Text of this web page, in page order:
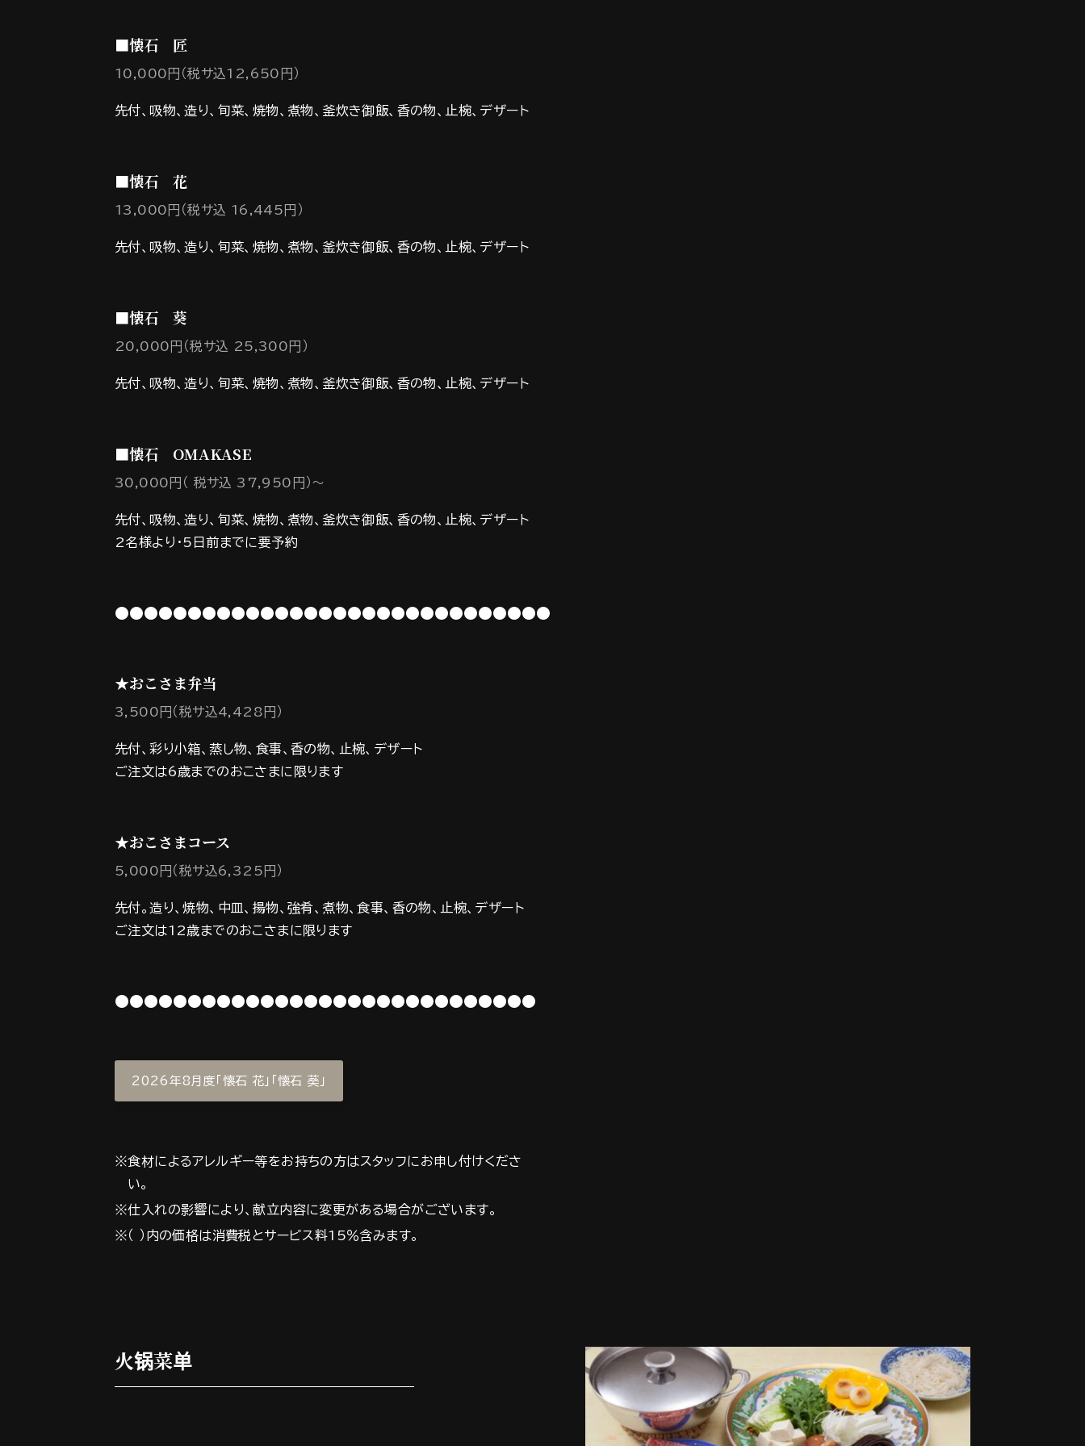
■懐石 匠
10,000円（税サ込12,650円）
先付、吸物、造り、旬菜、焼物、煮物、釜炊き御飯、香の物、止椀、デザート
■懐石 花
13,000円（税サ込 16,445円）
先付、吸物、造り、旬菜、焼物、煮物、釜炊き御飯、香の物、止椀、デザート
■懐石 葵
20,000円（税サ込 25,300円）
先付、吸物、造り、旬菜、焼物、煮物、釜炊き御飯、香の物、止椀、デザート
■懐石 OMAKASE
30,000円（ 税サ込 37,950円）～
先付、吸物、造り、旬菜、焼物、煮物、釜炊き御飯、香の物、止椀、デザート
2名様より・5日前までに要予約
●●●●●●●●●●●●●●●●●●●●●●●●●●●●●●
★おこさま弁当
3,500円（税サ込4,428円）
先付、彩り小箱、蒸し物、食事、香の物、止椀、デザート
ご注文は6歳までのおこさまに限ります
★おこさまコース
5,000円（税サ込6,325円）
先付。造り、焼物、中皿、揚物、強肴、煮物、食事、香の物、止椀、デザート
ご注文は12歳までのおこさまに限ります
●●●●●●●●●●●●●●●●●●●●●●●●●●●●●
2026年8月度「懐石 花」「懐石 葵」
※食材によるアレルギー等をお持ちの方はスタッフにお申し付けくださ
い。
※仕入れの影響により、献立内容に変更がある場合がございます。
※（ ）内の価格は消費税とサービス料15％含みます。
火锅菜单